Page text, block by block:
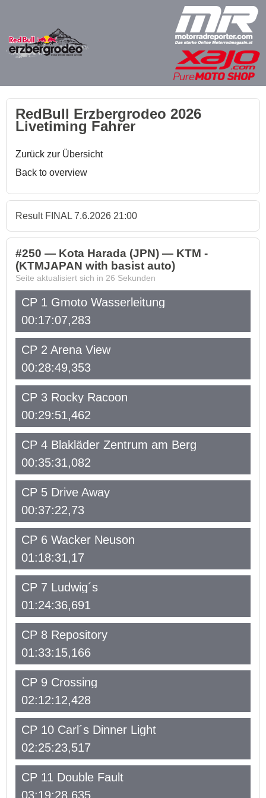
RedBull Erzbergrodeo 2026
Livetiming Fahrer
Zurück zur Übersicht
Back to overview
Result FINAL 7.6.2026 21:00
#250 — Kota Harada (JPN) — KTM -
(KTMJAPAN with basist auto)
Seite aktualisiert sich in 26 Sekunden
CP 1 Gmoto Wasserleitung
00:17:07,283
CP 2 Arena View
00:28:49,353
CP 3 Rocky Racoon
00:29:51,462
CP 4 Blakläder Zentrum am Berg
00:35:31,082
CP 5 Drive Away
00:37:22,73
CP 6 Wacker Neuson
01:18:31,17
CP 7 Ludwig´s
01:24:36,691
CP 8 Repository
01:33:15,166
CP 9 Crossing
02:12:12,428
CP 10 Carl´s Dinner Light
02:25:23,517
CP 11 Double Fault
03:19:28,635